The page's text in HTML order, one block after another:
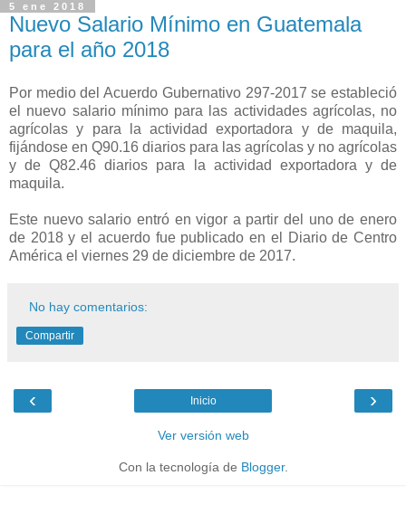
5 ene 2018
Nuevo Salario Mínimo en Guatemala
para el año 2018
Por medio del Acuerdo Gubernativo 297-2017 se estableció
el nuevo salario mínimo para las actividades agrícolas, no
agrícolas y para la actividad exportadora y de maquila,
fijándose en Q90.16 diarios para las agrícolas y no agrícolas
y de Q82.46 diarios para la actividad exportadora y de
maquila.
Este nuevo salario entró en vigor a partir del uno de enero
de 2018 y el acuerdo fue publicado en el Diario de Centro
América el viernes 29 de diciembre de 2017.
No hay comentarios:
Compartir
‹ ›
Inicio
Ver versión web
Con la tecnología de Blogger.